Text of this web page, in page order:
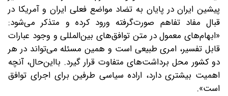
پیشین ایران در پایان به تضاد مواضع فعلی ایران و آمریکا در
قبال مفاد تفاهم صورت‌گرفته ورود کرده و متذکر می‌شود:
«ابهام‌های معمول در متن توافق‌های بین‌المللی و وجود عبارات
قابل تفسیر، امری طبیعی است و همین مسئله می‌تواند در هر
دو کشور محل برداشت‌های متفاوت قرار گیرد. بااین‌حال، آنچه
اهمیت بیشتری دارد، اراده سیاسی طرفین برای اجرای توافق
است‌».